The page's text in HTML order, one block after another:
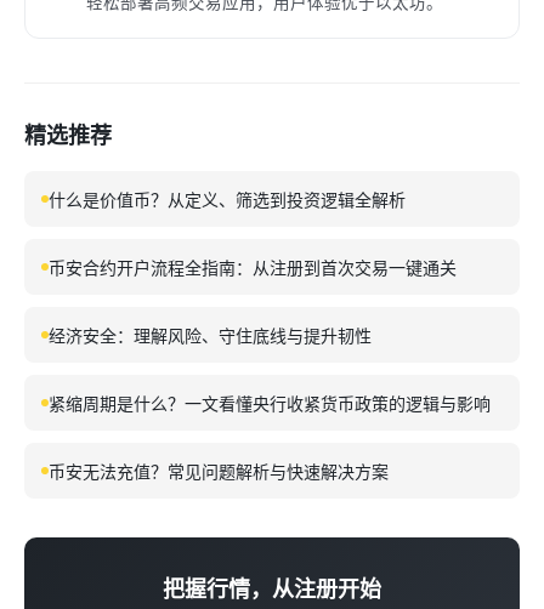
精选推荐
什么是价值币？从定义、筛选到投资逻辑全解析
币安合约开户流程全指南：从注册到首次交易一键通关
经济安全：理解风险、守住底线与提升韧性
紧缩周期是什么？一文看懂央行收紧货币政策的逻辑与影响
币安无法充值？常见问题解析与快速解决方案
把握行情，从注册开始